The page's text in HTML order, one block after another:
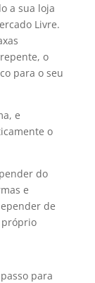
a sua loja
Livre.
o
para o seu
e
o
do
e
de
para